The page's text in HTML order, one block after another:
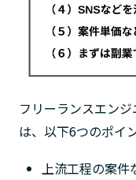
フリーランスエン
は、以下6つのポイ
上流工程の案件